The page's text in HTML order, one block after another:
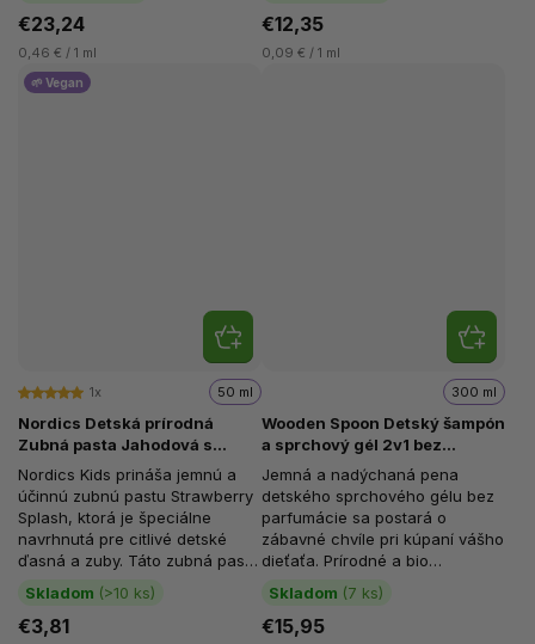
€23,24
0,46 € / 1 ml
€12,35
0,09 € / 1 ml
🌱 Vegan
Nordics Detská prírodná
Zubná pasta Jahodová s
probiotikami, 50 ml
1x
Skladom (>10 ks)
50 ml
€3,81
Nordics Kids prináša jemnú a
účinnú zubnú pastu Strawberry
Splash, ktorá je špeciálne
navrhnutá pre citlivé detské
ďasná a zuby. Táto zubná pasta
je bez fluoridu, čo z nej...
Wooden Spoon Detský šampón
a sprchový gél 2v1 bez
parfumácie, 300 ml
Skladom (7 ks)
300 ml
€15,95
Jemná a nadýchaná pena
detského sprchového gélu bez
parfumácie sa postará o
zábavné chvíle pri kúpaní vášho
dieťaťa. Prírodné a bio
certifikované zložky sú šetrné k
citlivej...